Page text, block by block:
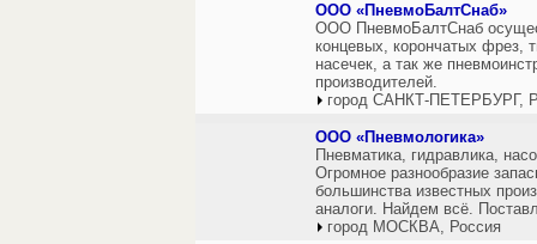
ООО «ПневмоБалтСнаб»
ООО ПневмоБалтСнаб
концевых, корончатых фрез,
насечек, а так же
производителей.
город САНКТ-ПЕТЕРБУРГ,
ООО «Пневмологика»
Пневматика, гидравлика,
Огромное разнообразие
большинства известных
аналоги. Найдем всё.
город МОСКВА, Россия